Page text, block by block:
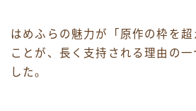
はめふらの魅力が「原作の枠を超
ことが、長く支持される理由の
した。